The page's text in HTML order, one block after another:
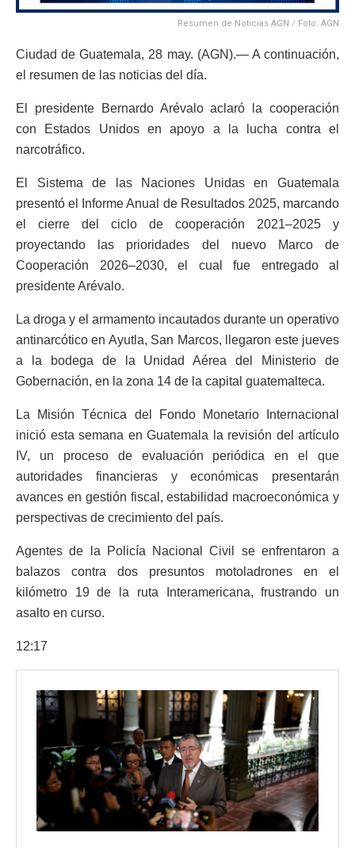
Resumen de Noticias AGN / Foto: AGN
Ciudad de Guatemala, 28 may. (AGN).— A continuación,
el resumen de las noticias del día.
El presidente Bernardo Arévalo aclaró la cooperación
con Estados Unidos en apoyo a la lucha contra el
narcotráfico.
El Sistema de las Naciones Unidas en Guatemala
presentó el Informe Anual de Resultados 2025, marcando
el cierre del ciclo de cooperación 2021–2025 y
proyectando las prioridades del nuevo Marco de
Cooperación 2026–2030, el cual fue entregado al
presidente Arévalo.
La droga y el armamento incautados durante un operativo
antinarcótico en Ayutla, San Marcos, llegaron este jueves
a la bodega de la Unidad Aérea del Ministerio de
Gobernación, en la zona 14 de la capital guatemalteca.
La Misión Técnica del Fondo Monetario Internacional
inició esta semana en Guatemala la revisión del artículo
IV, un proceso de evaluación periódica en el que
autoridades financieras y económicas presentarán
avances en gestión fiscal, estabilidad macroeconómica y
perspectivas de crecimiento del país.
Agentes de la Policía Nacional Civil se enfrentaron a
balazos contra dos presuntos motoladrones en el
kilómetro 19 de la ruta Interamericana, frustrando un
asalto en curso.
12:17